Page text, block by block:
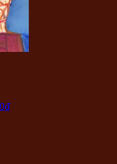
₫